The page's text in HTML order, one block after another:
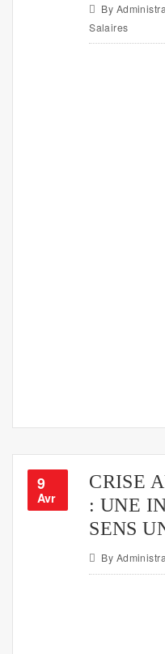
By
Salaires
9
Avr
CRISE
: UNE
SENS
By